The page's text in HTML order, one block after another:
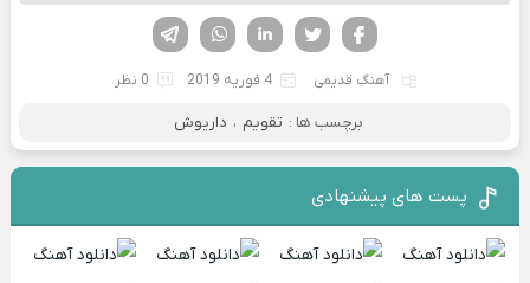
لینکدین تویتر
فیسوک
آهنگ قدیمی 4 فوریه 2019 0 نظر
برچسب ها : تقویم ، داریوش
پست های پیشنهادی